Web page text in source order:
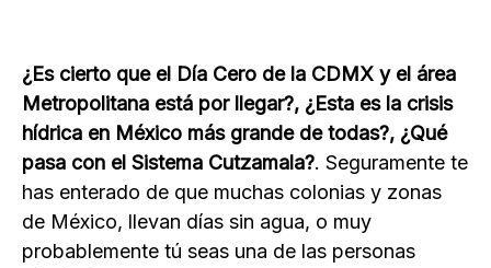
¿Es cierto que el Día Cero de la CDMX y el área
Metropolitana está por llegar?, ¿Esta es la crisis
hídrica en México más grande de todas?, ¿Qué
pasa con el Sistema Cutzamala?. Seguramente te
has enterado de que muchas colonias y zonas
de México, llevan días sin agua, o muy
probablemente tú seas una de las personas